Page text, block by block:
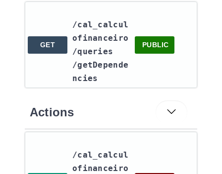
GET
/cal_calcul
ofinanceiro​
/queries​
/getDepende
ncies
PUBLIC
Actions
/cal_calcul
ofinanceiro​